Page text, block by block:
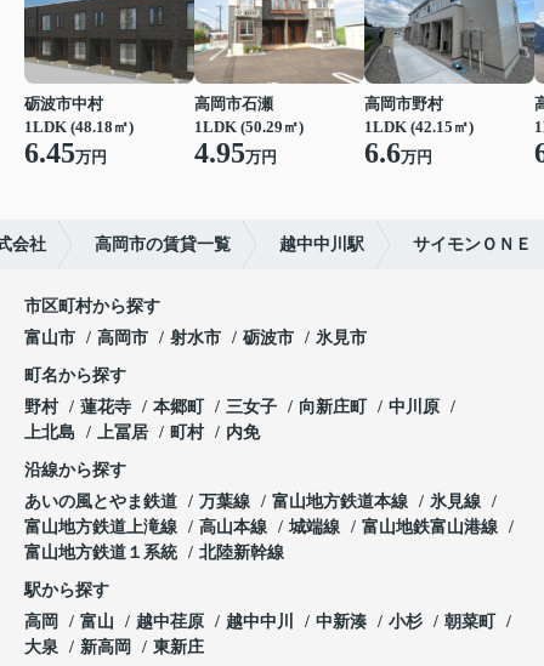
砺波市中村
1LDK (48.18㎡)
6.45万円
高岡市石瀬
1LDK (50.29㎡)
4.95万円
高岡市野村
1LDK (42.15㎡)
6.6万円
会社 高岡市の賃貸一覧 越中中川駅 サイモンＯＮＥ
市区町村から探す
富山市
高岡市 射水市 砺波市 氷見市
町名から探す
野村
蓮花寺 本郷町 三女子 向新庄町
中川原
上北島
上冨居 町村 内免
沿線から探す
あいの風とやま鉄道
万葉線 富山地方鉄道本線
氷見線
富山地方鉄道上滝線
高山本線 城端線
富山地鉄富山港線
富山地方鉄道１系統
北陸新幹線
駅から探す
高岡
富山 越中荏原 越中中川 中新湊 小杉
朝菜町
大泉
新高岡 東新庄